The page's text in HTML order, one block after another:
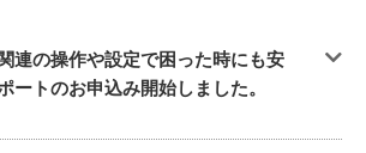
連の操作や設定で困った時にも安
ートのお申込み開始しました。